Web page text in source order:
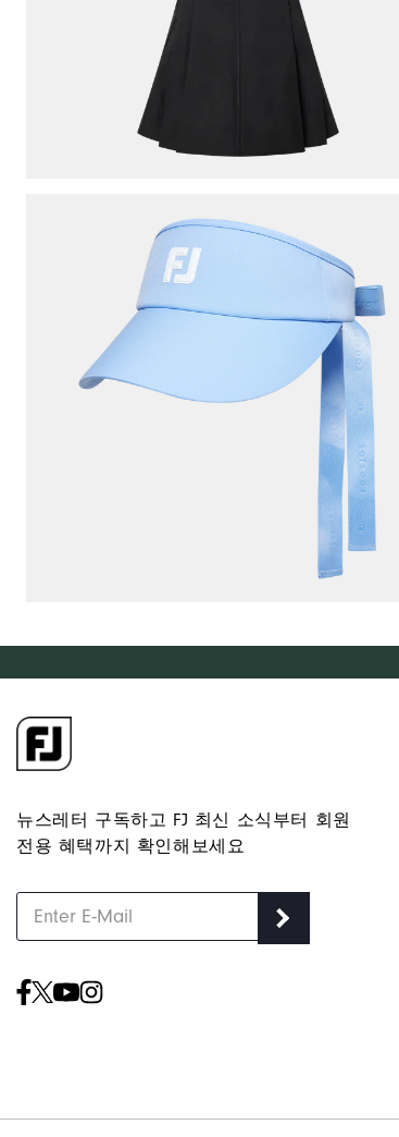
뉴스레터 구독하고 FJ 최신 소식부터 회원
전용 혜택까지 확인해보세요